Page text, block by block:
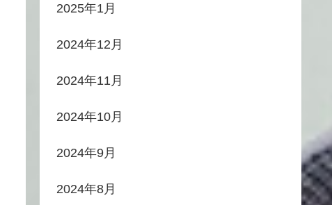
2025年1月
2024年12月
2024年11月
2024年10月
2024年9月
2024年8月